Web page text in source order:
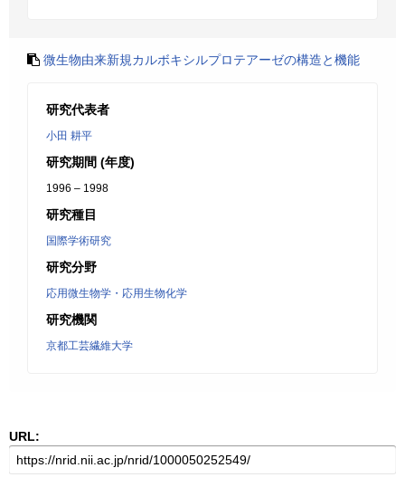
微生物由来新規カルボキシルプロテアーゼの構造と機能
研究代表者
小田 耕平
研究期間 (年度)
1996 – 1998
研究種目
国際学術研究
研究分野
応用微生物学・応用生物化学
研究機関
京都工芸繊維大学
URL: